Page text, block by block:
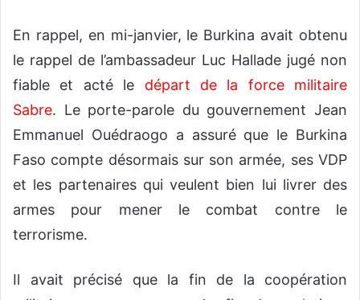
En rappel, en mi-janvier, le Burkina avait obtenu
le rappel de l’ambassadeur Luc Hallade jugé non
fiable et acté le départ de la force militaire
Sabre. Le porte-parole du gouvernement Jean
Emmanuel Ouédraogo a assuré que le Burkina
Faso compte désormais sur son armée, ses VDP
et les partenaires qui veulent bien lui livrer des
armes pour mener le combat contre le
terrorisme.
Il avait précisé que la fin de la coopération